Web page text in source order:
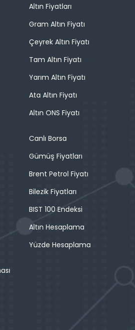
Altın Fiyatları
Gram Altın Fiyatı
Çeyrek Altın Fiyatı
Tam Altın Fiyatı
Yarım Altın Fiyatı
Ata Altın Fiyatı
Altın ONS Fiyatı
Canlı Borsa
Gümüş Fiyatları
Brent Petrol Fiyatı
Bilezik Fiyatları
BIST 100 Endeksi
Altın Hesaplama
Yüzde Hesaplama